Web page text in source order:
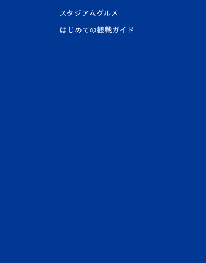
スタジアムグルメ
はじめての観戦ガイド